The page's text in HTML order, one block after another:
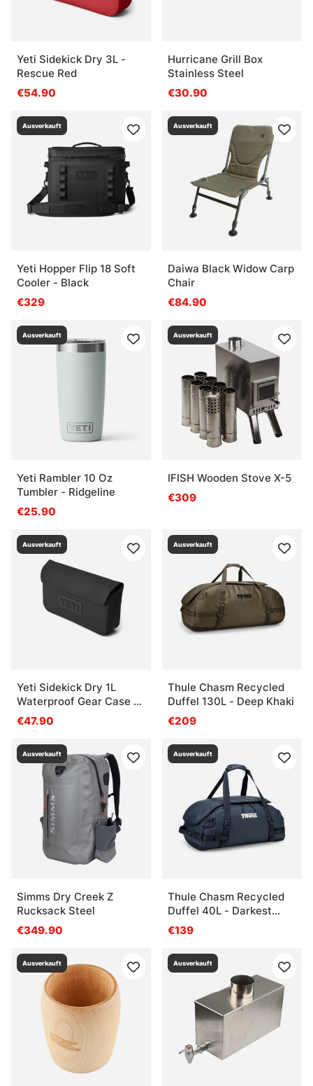
Yeti Sidekick Dry 3L -
Rescue Red
€54.90
Hurricane Grill Box
Stainless Steel
€30.90
Ausverkauft
Yeti Hopper Flip 18 Soft
Cooler - Black
€329
Ausverkauft
Daiwa Black Widow Carp
Chair
€84.90
Ausverkauft
Yeti Rambler 10 Oz
Tumbler - Ridgeline
€25.90
Ausverkauft
IFISH Wooden Stove X-5
€309
Ausverkauft
Yeti Sidekick Dry 1L
Waterproof Gear Case -
Black
€47.90
Ausverkauft
Thule Chasm Recycled
Duffel 130L - Deep Khaki
€209
Ausverkauft
Simms Dry Creek Z
Rucksack Steel
€349.90
Ausverkauft
Thule Chasm Recycled
Duffel 40L - Darkest
Blue
€139
Ausverkauft Ausverkauft